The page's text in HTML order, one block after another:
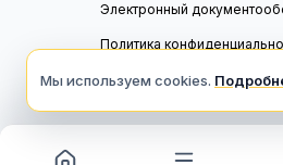
Электронный
Политика
Политика обработки
Мы используем cookies.